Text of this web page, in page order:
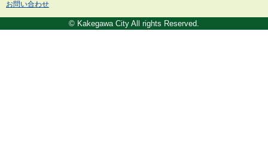
お問い合わせ
© Kakegawa City All rights Reserved.